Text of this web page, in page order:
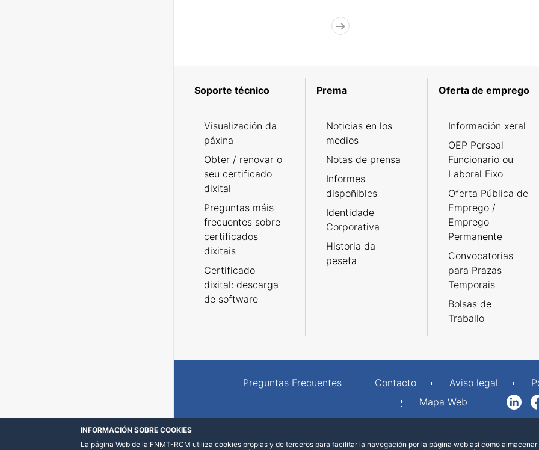
Soporte técnico
Visualización da
páxina
Obter / renovar o
seu certificado
dixital
Preguntas máis
frecuentes sobre
certificados
dixitais
Certificado
dixital: descarga
de software
Prema
Noticias en los
medios
Notas de prensa
Informes
dispoñibles
Identidade
Corporativa
Historia da
peseta
Oferta de emprego
Información xeral
OEP Persoal
Funcionario ou
Laboral Fixo
Oferta Pública de
Emprego /
Emprego
Permanente
Convocatorias
para Prazas
Temporais
Bolsas de
Traballo
Preguntas Frecuentes Contacto Aviso legal
Mapa Web
LinkedInFacebook
INFORMACIÓN SOBRE COOKIES
La página Web de la FNMT-RCM utiliza cookies propias y de terceros para facilitar la navegación por la página web así como